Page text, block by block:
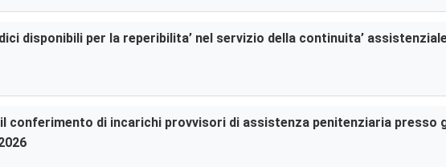
disponibili per la reperibilita’ nel servizio della continuita’
conferimento di incarichi provvisori di assistenza penitenziaria